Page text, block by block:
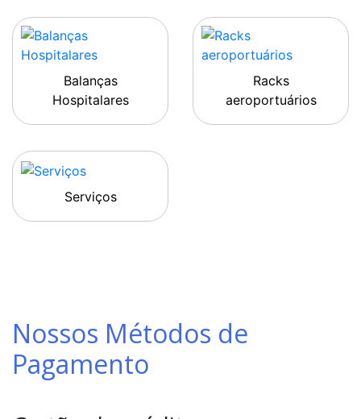
Balanças
Hospitalares
Racks
aeroportuários
Serviços
Nossos Métodos de
Pagamento